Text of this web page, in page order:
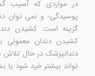
در مواردی که آسیب
پوسیدگی- و نمی توان
گزینه است. کشیدن
کشیدن دندان معمولی
دندانپزشک در حال تلاش
تواند بیشتر خرد شود یا